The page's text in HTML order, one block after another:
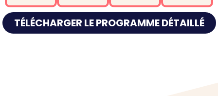
TÉLÉCHARGER LE PROGRAMME DÉTAILLÉ